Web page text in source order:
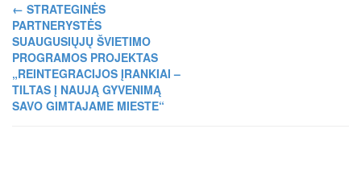
← STRATEGINĖS
PARTNERYSTĖS
SUAUGUSIŲJŲ ŠVIETIMO
PROGRAMOS PROJEKTAS
„REINTEGRACIJOS ĮRANKIAI –
TILTAS Į NAUJĄ GYVENIMĄ
SAVO GIMTAJAME MIESTE“